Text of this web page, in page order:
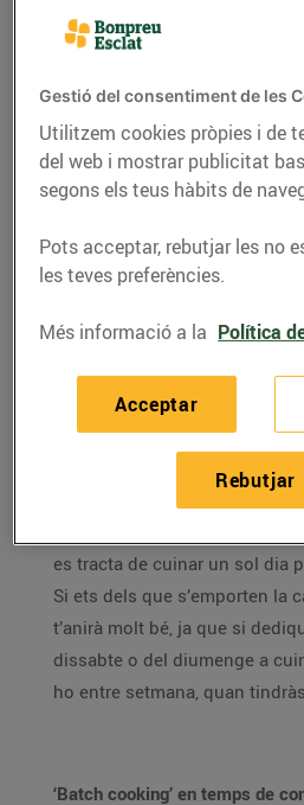
Trucs per
temps
06/de maig/2020
Et fa mandra passar molta
perquè adaptis aquesta moda
confinament.
Encara ens queden unes
es tracta de cuinar un sol dia
Si ets dels que s’emporten la
t’anirà molt bé, ja que si
dissabte o del diumenge a
ho entre setmana, quan
‘Batch cooking’ en temps de
Gestió del consentiment de les
Utilitzem cookies pròpies i de
del web i mostrar publicitat
segons els teus hàbits de
Pots acceptar, rebutjar les no
les teves preferències.
Més informació a la Política
Rebutjar
Acceptar